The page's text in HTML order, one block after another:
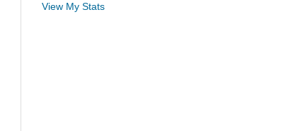
View My Stats